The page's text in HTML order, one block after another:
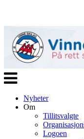
Veksle
navigasjon
Nyheter
Om
Tillitsvalgte
Logoen